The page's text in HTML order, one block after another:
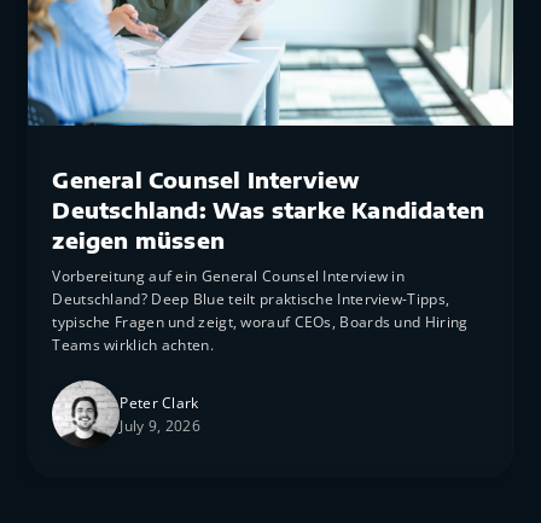
General Counsel Interview
Deutschland: Was starke Kandidaten
zeigen müssen
Vorbereitung auf ein General Counsel Interview in
Deutschland? Deep Blue teilt praktische Interview-Tipps,
typische Fragen und zeigt, worauf CEOs, Boards und Hiring
Teams wirklich achten.
Peter Clark
July 9, 2026